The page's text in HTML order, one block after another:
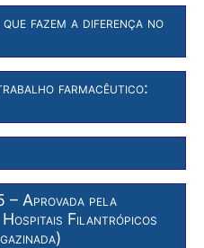
fazem a diferença no
farmacêutico:
– Aprovada pela
Hospitais Filantrópicos